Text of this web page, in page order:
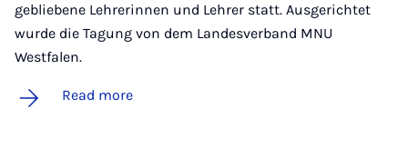
gebliebene Lehrerinnen und Lehrer statt. Ausgerichtet
wurde die Tagung von dem Landesverband MNU
Westfalen.
Read more